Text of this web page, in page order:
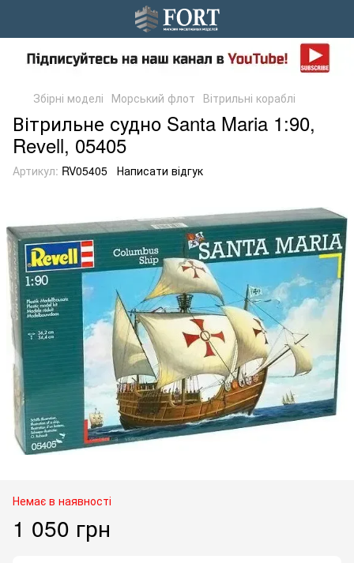
Збірні моделі Морський флот Вітрильні кораблі
Вітрильне судно Santa Maria 1:90,
Revell, 05405
Артикул: RV05405 Написати відгук
Немає в наявності
1 050 грн